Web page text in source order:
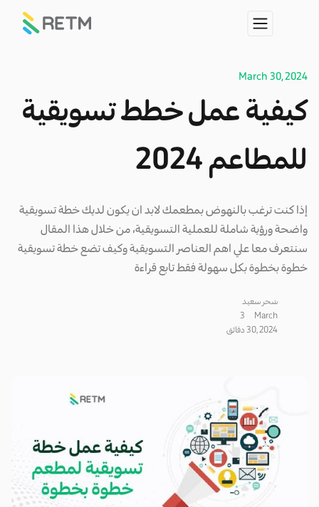
March 30, 2024
كيفية عمل خطط تسويقية
للمطاعم 2024
إذا كنت ترغب بالنهوض بمطعمك لابد ان يكون لديك خطة تسويقية
واضحة ورؤية شاملة للعملية التسويقية، من خلال هذا المقال
سنتعرف معا علي اهم العناصر التسويقية وكيف تضع خطة تسويقية
خطوة بخطوة بكل سهولة فقط تابع قراءة
سَحر سعيد
March
30, 2024
3
دقائق